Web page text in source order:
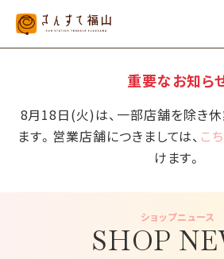
重要なお知ら
8月18日(火)は、一部店舗を除き休
ます。営業店舗につきましては、 こ
けます。
SHOP
ショップニュース